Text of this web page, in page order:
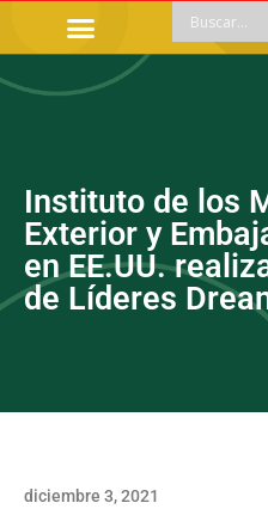
Instituto de los
Exterior y
en EE.UU.
de Líderes
diciembre 3, 2021